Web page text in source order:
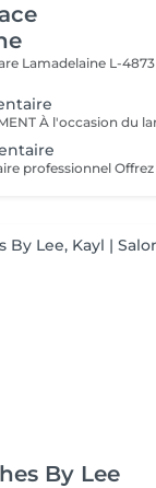
Lamadelaine L-4873
By Lee